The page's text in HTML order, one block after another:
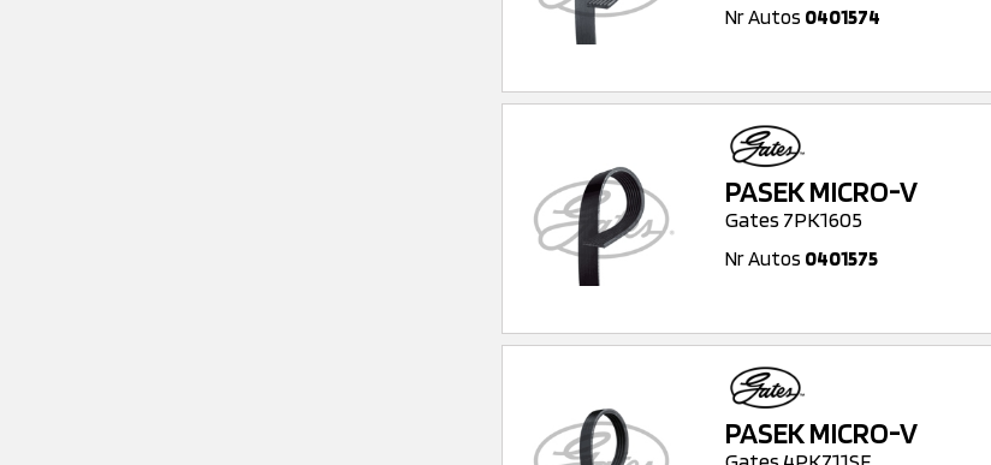
Nr Autos 0401574
PASEK MICRO-V
Gates 7PK1605
Nr Autos 0401575
PASEK MICRO-V